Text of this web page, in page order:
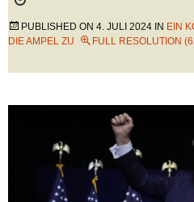
PUBLISHED ON 4. JULI 2024 IN EIN
DIE AMPEL ZU
FULL RESOLUTION